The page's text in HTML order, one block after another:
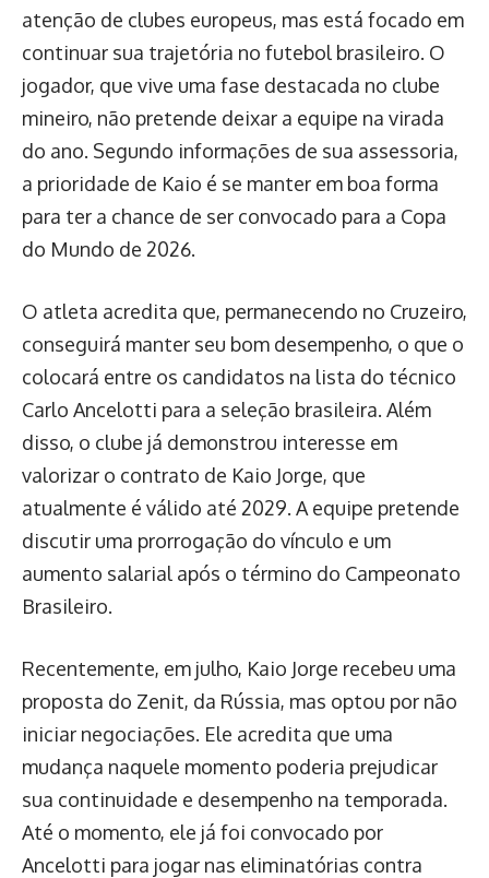
atenção de clubes europeus, mas está focado em
continuar sua trajetória no futebol brasileiro. O
jogador, que vive uma fase destacada no clube
mineiro, não pretende deixar a equipe na virada
do ano. Segundo informações de sua assessoria,
a prioridade de Kaio é se manter em boa forma
para ter a chance de ser convocado para a Copa
do Mundo de 2026.
O atleta acredita que, permanecendo no Cruzeiro,
conseguirá manter seu bom desempenho, o que o
colocará entre os candidatos na lista do técnico
Carlo Ancelotti para a seleção brasileira. Além
disso, o clube já demonstrou interesse em
valorizar o contrato de Kaio Jorge, que
atualmente é válido até 2029. A equipe pretende
discutir uma prorrogação do vínculo e um
aumento salarial após o término do Campeonato
Brasileiro.
Recentemente, em julho, Kaio Jorge recebeu uma
proposta do Zenit, da Rússia, mas optou por não
iniciar negociações. Ele acredita que uma
mudança naquele momento poderia prejudicar
sua continuidade e desempenho na temporada.
Até o momento, ele já foi convocado por
Ancelotti para jogar nas eliminatórias contra